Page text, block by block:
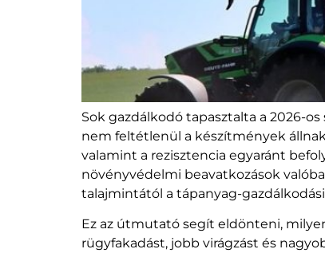
Sok gazdálkodó tapasztalta a 2026-
nem feltétlenül a készítmények
valamint a rezisztencia egyaránt
növényvédelmi beavatkozások
talajmintától a tápanyag-
Ez az útmutató segít eldönteni,
rügyfakadást, jobb virágzást és